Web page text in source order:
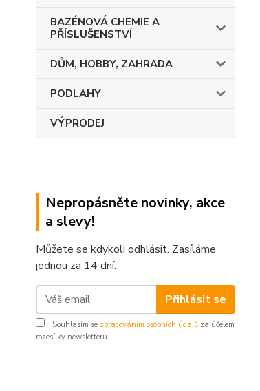
BAZÉNOVÁ CHEMIE A
PŘÍSLUŠENSTVÍ
DŮM, HOBBY, ZAHRADA
PODLAHY
VÝPRODEJ
Nepropásněte novinky, akce
a slevy!
Můžete se kdykoli odhlásit. Zasíláme
jednou za 14 dní.
Přihlásit se
Souhlasím se zpracováním osobních údajů za účelem
rozesílky newsletteru.